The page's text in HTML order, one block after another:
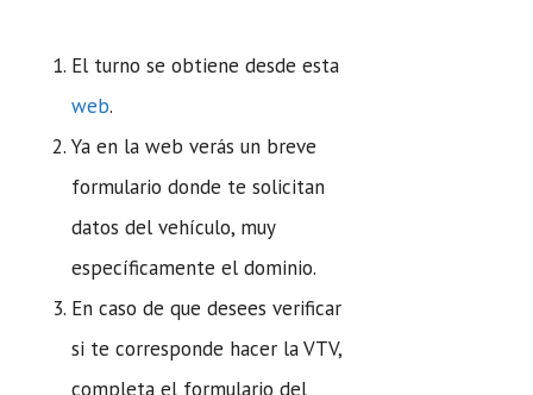
El turno se obtiene desde esta
web.
Ya en la web verás un breve
formulario donde te solicitan
datos del vehículo, muy
específicamente el dominio.
En caso de que desees verificar
si te corresponde hacer la VTV,
completa el formulario del